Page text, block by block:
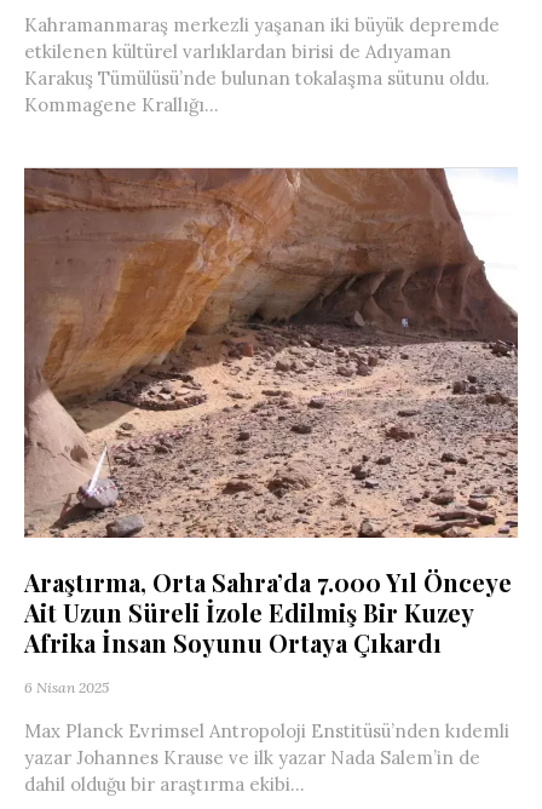
Kahramanmaraş merkezli yaşanan iki büyük depremde
etkilenen kültürel varlıklardan birisi de Adıyaman
Karakuş Tümülüsü’nde bulunan tokalaşma sütunu oldu.
Kommagene Krallığı...
Araştırma, Orta Sahra’da 7.000 Yıl Önceye
Ait Uzun Süreli İzole Edilmiş Bir Kuzey
Afrika İnsan Soyunu Ortaya Çıkardı
6 Nisan 2025
Max Planck Evrimsel Antropoloji Enstitüsü’nden kıdemli
yazar Johannes Krause ve ilk yazar Nada Salem’in de
dahil olduğu bir araştırma ekibi...